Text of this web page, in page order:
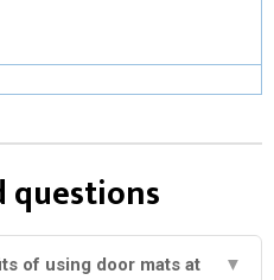
questions
of using door mats at
▼